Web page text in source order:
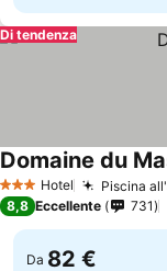
Di tendenza
3 StelleHotel Piscina
Domaine du
8,8 Eccellente 731
Da 82 €